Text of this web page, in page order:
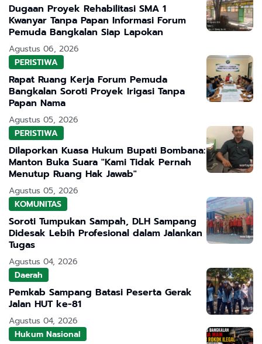
Dugaan Proyek Rehabilitasi SMA 1
Kwanyar Tanpa Papan Informasi Forum
Pemuda Bangkalan Siap Lapokan
Agustus 06, 2026
PERISTIWA
Rapat Ruang Kerja Forum Pemuda
Bangkalan Soroti Proyek Irigasi Tanpa
Papan Nama
Agustus 05, 2026
PERISTIWA
Dilaporkan Kuasa Hukum Bupati Bombana:
Manton Buka Suara "Kami Tidak Pernah
Menutup Ruang Hak Jawab"
Agustus 05, 2026
KOMUNITAS
Soroti Tumpukan Sampah, DLH Sampang
Didesak Lebih Profesional dalam Jalankan
Tugas
Agustus 04, 2026
Daerah
Pemkab Sampang Batasi Peserta Gerak
Jalan HUT ke-81
Agustus 04, 2026
Hukum Nasional